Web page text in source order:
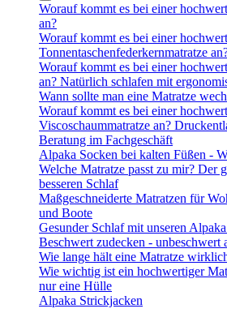
Worauf kommt es bei einer
an?
Worauf kommt es bei einer
Tonnentaschenfederkernmatratze
Worauf kommt es bei einer
an? Natürlich schlafen mit
Wann sollte man eine Matratze
Worauf kommt es bei einer
Viscoschaummatratze an?
Beratung im Fachgeschäft
Alpaka Socken bei kalten Füßen -
Welche Matratze passt zu mir? Der
besseren Schlaf
Maßgeschneiderte Matratzen für
und Boote
Gesunder Schlaf mit unseren
Beschwert zudecken - unbeschwert
Wie lange hält eine Matratze
Wie wichtig ist ein hochwertiger
nur eine Hülle
Alpaka Strickjacken